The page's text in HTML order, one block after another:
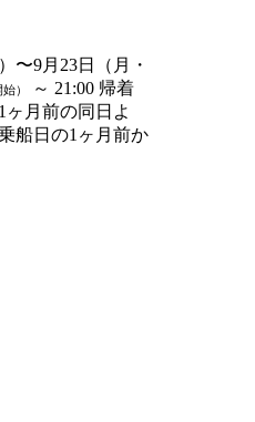
〜9月23日（月・
）
～ 21:00 帰着
月前の同日よ
船日の1ヶ月前か